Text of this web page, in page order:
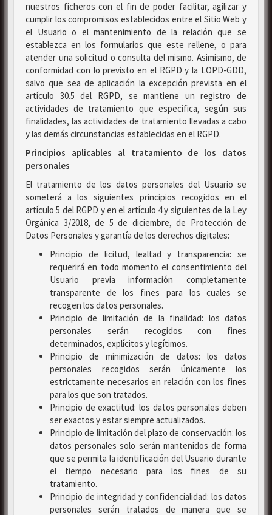
nuestros ficheros con el fin de poder facilitar, agilizar y
cumplir los compromisos establecidos entre el Sitio Web y
el Usuario o el mantenimiento de la relación que se
establezca en los formularios que este rellene, o para
atender una solicitud o consulta del mismo. Asimismo, de
conformidad con lo previsto en el RGPD y la LOPD-GDD,
salvo que sea de aplicación la excepción prevista en el
artículo 30.5 del RGPD, se mantiene un registro de
actividades de tratamiento que especifica, según sus
finalidades, las actividades de tratamiento llevadas a cabo
y las demás circunstancias establecidas en el RGPD.
Principios aplicables al tratamiento de los datos
personales
El tratamiento de los datos personales del Usuario se
someterá a los siguientes principios recogidos en el
artículo 5 del RGPD y en el artículo 4 y siguientes de la Ley
Orgánica 3/2018, de 5 de diciembre, de Protección de
Datos Personales y garantía de los derechos digitales:
Principio de licitud, lealtad y transparencia: se
requerirá en todo momento el consentimiento del
Usuario previa información completamente
transparente de los fines para los cuales se
recogen los datos personales.
Principio de limitación de la finalidad: los datos
personales serán recogidos con fines
determinados, explícitos y legítimos.
Principio de minimización de datos: los datos
personales recogidos serán únicamente los
estrictamente necesarios en relación con los fines
para los que son tratados.
Principio de exactitud: los datos personales deben
ser exactos y estar siempre actualizados.
Principio de limitación del plazo de conservación: los
datos personales solo serán mantenidos de forma
que se permita la identificación del Usuario durante
el tiempo necesario para los fines de su
tratamiento.
Principio de integridad y confidencialidad: los datos
personales serán tratados de manera que se